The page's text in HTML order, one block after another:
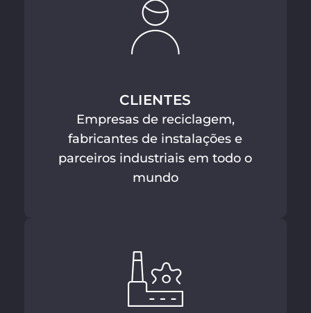
CLIENTES
Empresas de reciclagem,
fabricantes de instalações e
parceiros industriais em todo o
mundo